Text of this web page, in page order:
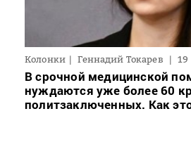
Колонки Геннадий Токарев 19
В срочной медицинской
нуждаются уже более 60
политзаключенных. Как